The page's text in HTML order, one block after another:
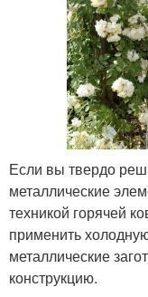
Если вы твердо
металлические
техникой горячей
применить
металлические
конструкцию.